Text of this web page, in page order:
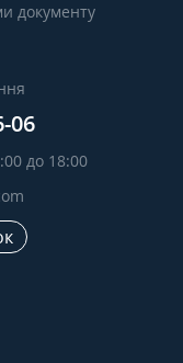
документу
06
Пт с 8:00 до 18:00